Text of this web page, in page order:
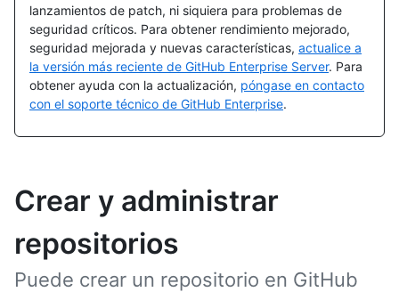
lanzamientos de patch, ni siquiera para problemas de
seguridad críticos. Para obtener rendimiento mejorado,
seguridad mejorada y nuevas características, actualice a
la versión más reciente de GitHub Enterprise Server. Para
obtener ayuda con la actualización, póngase en contacto
con el soporte técnico de GitHub Enterprise.
Crear y administrar
repositorios
Puede crear un repositorio en GitHub